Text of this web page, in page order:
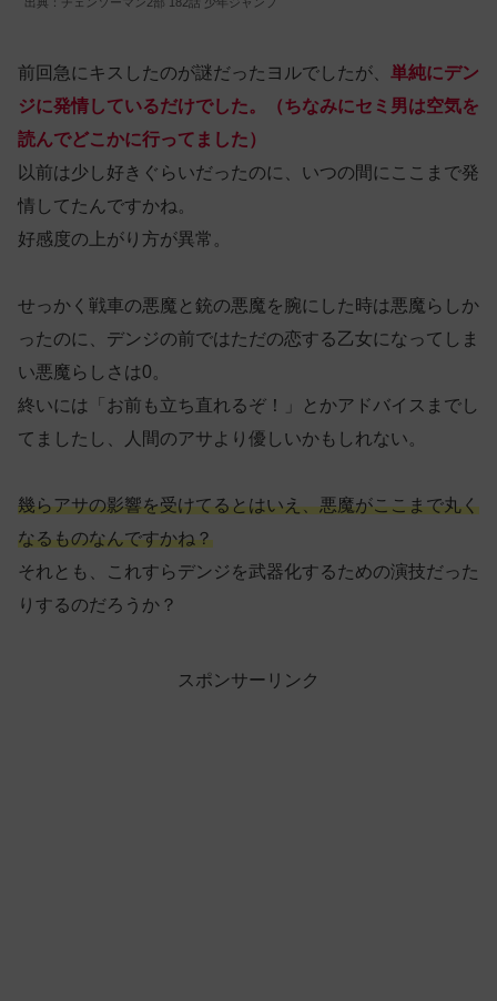
前回急にキスしたのが謎だったヨルでしたが、 単純にデン
ジに発情しているだけでした。（ちなみにセミ男は空気を
読んでどこかに行ってました）
以前は少し好きぐらいだったのに、いつの間にここまで発
情してたんですかね。
好感度の上がり方が異常。
せっかく戦車の悪魔と銃の悪魔を腕にした時は悪魔らしか
ったのに、デンジの前ではただの恋する乙女になってしま
い悪魔らしさは0。
終いには「お前も立ち直れるぞ！」とかアドバイスまでし
てましたし、人間のアサより優しいかもしれない。
幾らアサの影響を受けてるとはいえ、悪魔がここまで丸く
なるものなんですかね？
それとも、これすらデンジを武器化するための演技だった
りするのだろうか？
スポンサーリンク